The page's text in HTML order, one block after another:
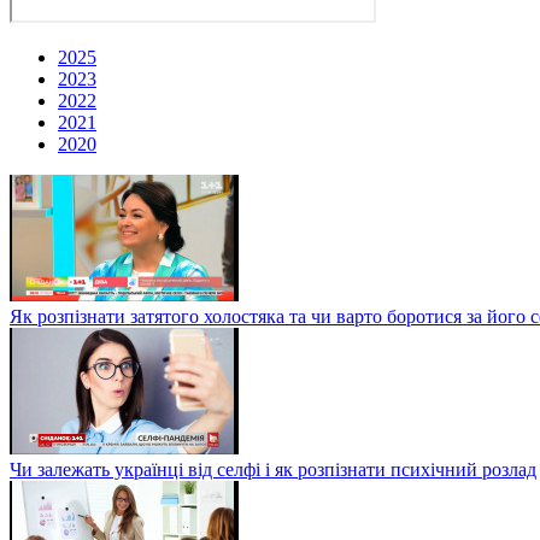
2025
2023
2022
2021
2020
Як розпізнати затятого холостяка та чи варто боротися за
Чи залежать українці від селфі і як розпізнати психічний розлад